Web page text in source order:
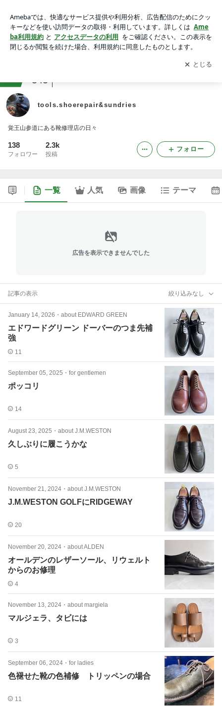
アプリをダウンロードして ブログの更新通知
を受け取りまし
ょう。
開く
545
tools.shoerepair&sundries
覚王山参道にある靴修理店の日々
138
フォロワー
2.3k
投稿
フォロー
一覧 人気 画像 テーマ
広告を表示できませんでした
記事の表示 絞り込みなし
January 14, 2026 ・ about EDWARD GREEN
エドワードグリーン ドーバーのつま先補
強
11
September 05, 2025 ・ for gentlemen
ポッコリ
14
August 23, 2025 ・ about J.M.WESTON
久しぶりに履こうかな
5
November 21, 2024 ・ about J.M.WESTON
J.M.WESTON GOLFにRIDGEWAY
20
November 20, 2024 ・ about ALDEN
オールデンのレザーソール、リウェルト
からのお修理
4
November 13, 2024 ・ about margiela
マルジェラ、タビには
3
September 06, 2024 ・ for ladies
色褪せた靴の色補修 トリッペンの場合
11